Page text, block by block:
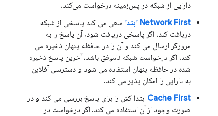
دارایی از شبکه در پس‌زمینه درخواست می‌کند.
Network First ابتدا
سعی می کند پاسخی از شبکه
دریافت کند. اگر پاسخی دریافت شود، آن پاسخ را به
مرورگر ارسال می کند و آن را در حافظه پنهان ذخیره می
کند. اگر درخواست شبکه ناموفق باشد، آخرین پاسخ ذخیره
شده در حافظه پنهان استفاده می شود و دسترسی آفلاین
به دارایی را امکان پذیر می کند.
Cache First ابتدا کش را برای پاسخ بررسی می کند و در
صورت وجود از آن استفاده می کند. اگر درخواست در